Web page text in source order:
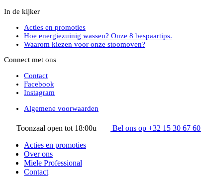
In de kijker
Acties en promoties
Hoe energiezuinig wassen? Onze 8 bespaartips.
Waarom kiezen voor onze stoomoven?
Connect met ons
Contact
Facebook
Instagram
Algemene voorwaarden
Toonzaal open tot 18:00u Bel ons op +32 15 30 67 60
Acties en promoties
Over ons
Miele Professional
Contact